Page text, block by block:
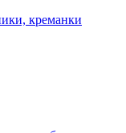
креманки